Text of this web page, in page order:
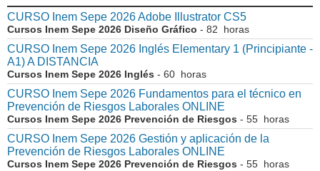
CURSO Inem Sepe 2026 Adobe Illustrator CS5
Cursos Inem Sepe 2026 Diseño Gráfico - 82 horas
CURSO Inem Sepe 2026 Inglés Elementary 1 (Principiante -
A1) A DISTANCIA
Cursos Inem Sepe 2026 Inglés - 60 horas
CURSO Inem Sepe 2026 Fundamentos para el técnico en
Prevención de Riesgos Laborales ONLINE
Cursos Inem Sepe 2026 Prevención de Riesgos - 55 horas
CURSO Inem Sepe 2026 Gestión y aplicación de la
Prevención de Riesgos Laborales ONLINE
Cursos Inem Sepe 2026 Prevención de Riesgos - 55 horas